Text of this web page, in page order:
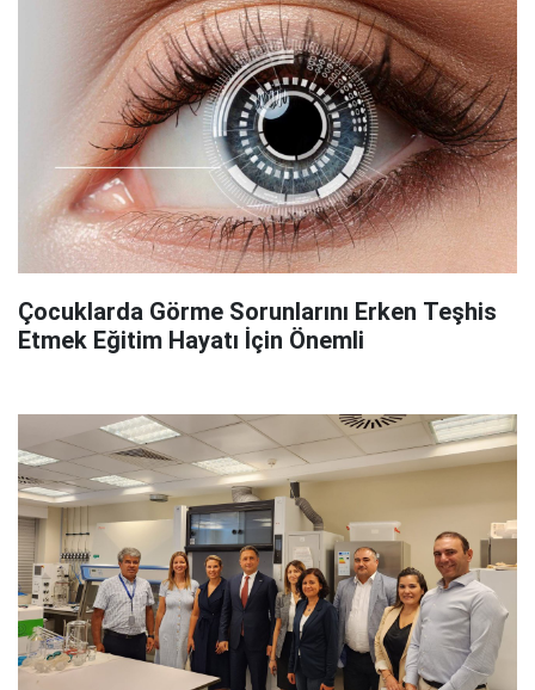
Çocuklarda Görme Sorunlarını Erken Teşhis
Etmek Eğitim Hayatı İçin Önemli